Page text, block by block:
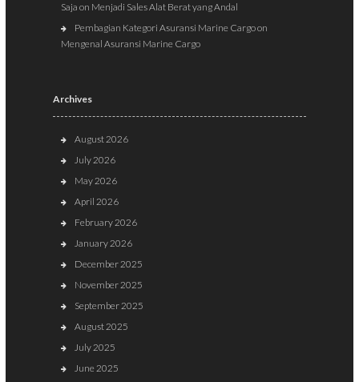
Saja on Menjadi Sales Alat Berat yang Andal
Pembagian Kategori Asuransi Marine Cargoon
Mengenal Asuransi Marine Cargo
Archives
August 2026
July 2026
May 2026
April 2026
February 2026
January 2026
December 2025
November 2025
September 2025
August 2025
July 2025
June 2025